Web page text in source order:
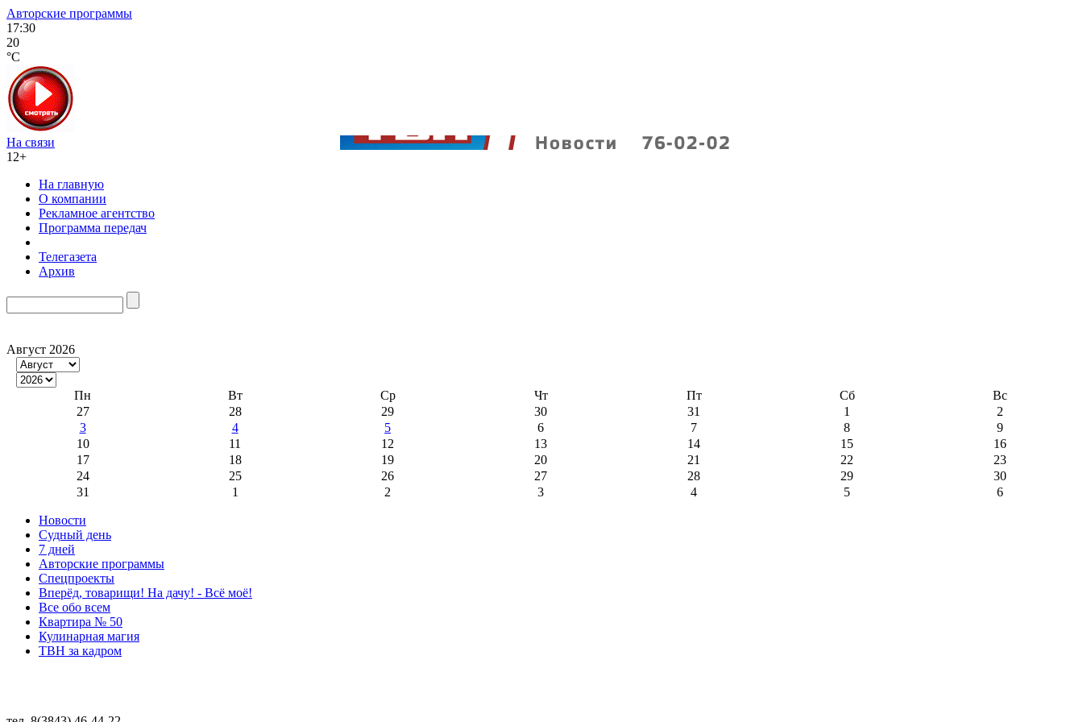
Авторские программы
17:30
20
°C
На связи
12+
На главную
О компании
Рекламное агентство
Программа передач
Телегазета
Архив
Август 2026
Пн Вт Ср Чт Пт Сб
Вс
27
28 29 30 31 1
2
3
4 5 6 7 8
9
10
11 12 13 14 15
16
17
18 19 20 21 22
23
24
25 26 27 28 29
30
31
1 2 3 4 5 6
Новости
Судный день
7 дней
Авторские программы
Спецпроекты
Вперёд, товарищи! На дачу! - Всё моё!
Все обо всем
Квартира № 50
Кулинарная магия
ТВН за кадром